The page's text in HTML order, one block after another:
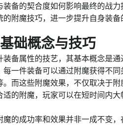
装备的契合度如何影响最终的战
附魔技巧，进一步提升自身装
础概念与技巧
装备属性的技艺，其基本概念是
每一件装备可以通过附魔获得不
。而这些附魔效果，不仅取决于
的附魔，玩家可以在短时间内大
魔的成功率和效果并非一成不变